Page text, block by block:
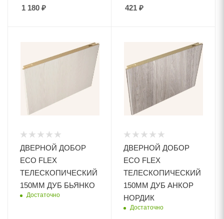
1 180 ₽ 421 ₽
ДВЕРНОЙ ДОБОР
ECO FLEX
ТЕЛЕСКОПИЧЕСКИЙ
150ММ ДУБ БЬЯНКО
Достаточно
ДВЕРНОЙ ДОБОР
ECO FLEX
ТЕЛЕСКОПИЧЕСКИЙ
150ММ ДУБ АНКОР
НОРДИК
Достаточно